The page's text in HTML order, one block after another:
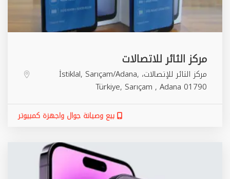
مركز الثائر للاتصالات
مركز الثائر للإتصالات، İstiklal, Sarıçam/Adana,
Türkiye, Sarıçam , Adana 01790
بيع وصيانة جوال واجهزة كمبيوتر